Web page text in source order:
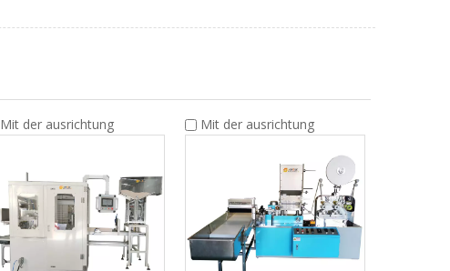
Mit der ausrichtung Mit der ausrichtung